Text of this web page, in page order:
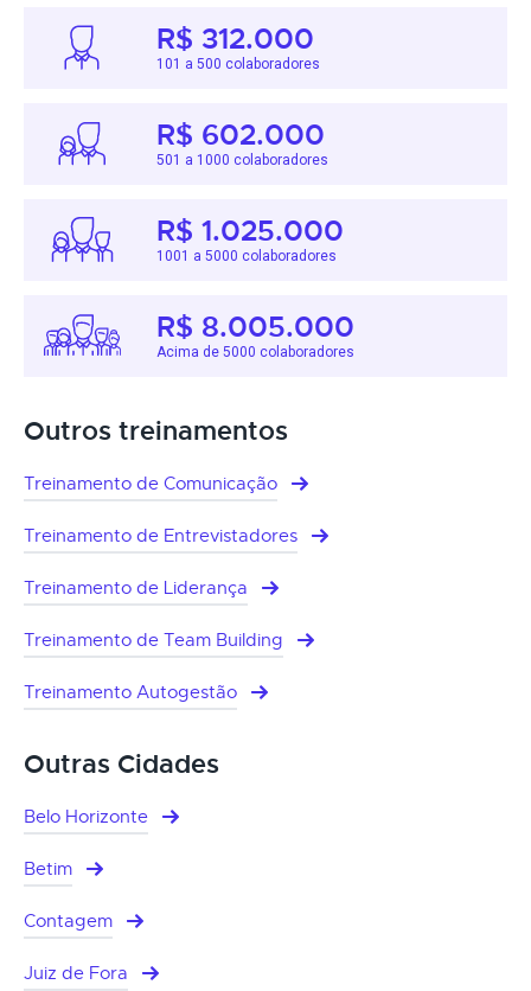
R$ 312.000
101 a 500 colaboradores
R$ 602.000
501 a 1000 colaboradores
R$ 1.025.000
1001 a 5000 colaboradores
R$ 8.005.000
Acima de 5000 colaboradores
Outros treinamentos
Treinamento de Comunicação
Treinamento de Entrevistadores
Treinamento de Liderança
Treinamento de Team Building
Treinamento Autogestão
Outras Cidades
Belo Horizonte
Betim
Contagem
Juiz de Fora